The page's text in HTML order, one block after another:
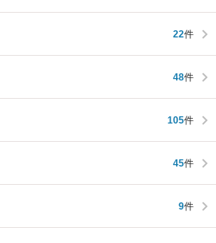
22件
48件
105件
45件
9件